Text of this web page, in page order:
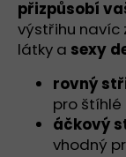
přizpůsobí
výstřihu navíc
látky a sexy
rovný
pro
áčkový
vhodný
VÝSTŘIHU,
KRÁTKÝ
PRODLOUŽENÝ
RUKÁV
ČERNÁ
Kč